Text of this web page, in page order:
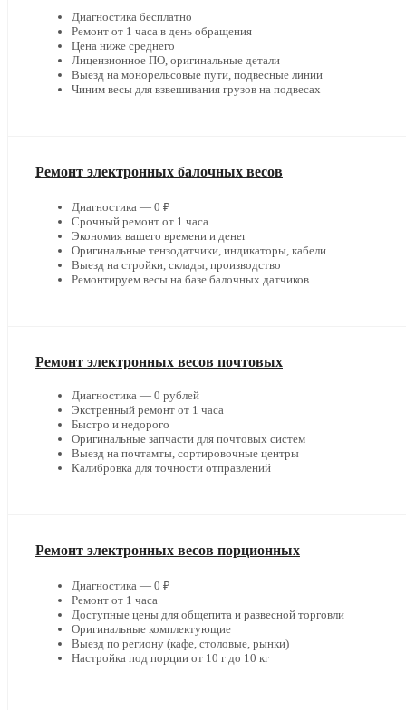
Диагностика бесплатно
Ремонт от 1 часа в день обращения
Цена ниже среднего
Лицензионное ПО, оригинальные детали
Выезд на монорельсовые пути, подвесные линии
Чиним весы для взвешивания грузов на подвесах
Ремонт электронных балочных весов
Диагностика — 0 ₽
Срочный ремонт от 1 часа
Экономия вашего времени и денег
Оригинальные тензодатчики, индикаторы, кабели
Выезд на стройки, склады, производство
Ремонтируем весы на базе балочных датчиков
Ремонт электронных весов почтовых
Диагностика — 0 рублей
Экстренный ремонт от 1 часа
Быстро и недорого
Оригинальные запчасти для почтовых систем
Выезд на почтамты, сортировочные центры
Калибровка для точности отправлений
Ремонт электронных весов порционных
Диагностика — 0 ₽
Ремонт от 1 часа
Доступные цены для общепита и развесной торговли
Оригинальные комплектующие
Выезд по региону (кафе, столовые, рынки)
Настройка под порции от 10 г до 10 кг